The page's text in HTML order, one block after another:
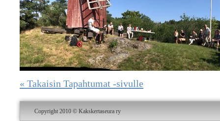
« Takaisin Tapahtumat -sivulle
Copyright 2010 © Kakskertaseura ry